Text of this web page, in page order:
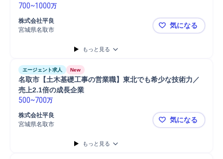
700~1000万
株式会社平良
宮城県名取市
名取市【営
気になる
もっと見る
エージェント求人 New
名取市【土木基礎工事の営業職】東北でも希少な技術力／
売上2.1倍の成長企業
500~700万
株式会社平良
宮城県名取市
名取市【土
気になる
もっと見る